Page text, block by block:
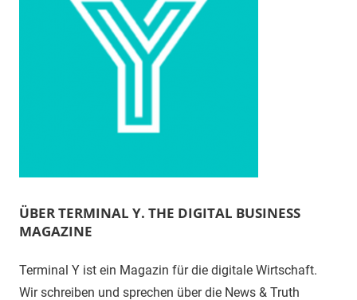
ÜBER TERMINAL Y. THE DIGITAL BUSINESS
MAGAZINE
Terminal Y ist ein Magazin für die digitale Wirtschaft.
Wir schreiben und sprechen über die News & Truth